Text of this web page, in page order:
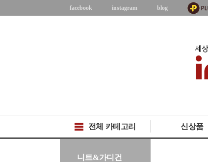
facebook instagram blog
전체 카테고리 신상품
니트&가디건